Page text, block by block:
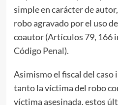
simple en carácter de
robo agravado por el uso
coautor (Artículos 79, 166
Código Penal).
Asimismo el fiscal del
tanto la víctima del robo
víctima asesinada, estos